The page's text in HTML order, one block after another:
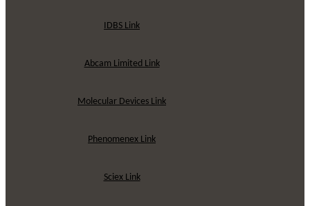
IDBS Link
Abcam Limited Link
Molecular Devices Link
Phenomenex Link
Sciex Link